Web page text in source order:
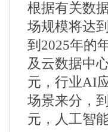
根据有关数
场规模将达到
到 2025年的
及云数据中
元，行业AI
场景来分，到
元，人工智